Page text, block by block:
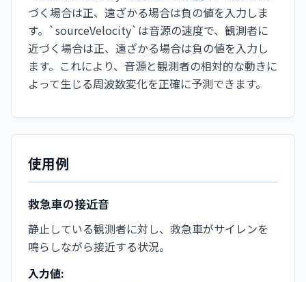
づく場合は正、遠ざかる場合は負の値を入力しま
す。`sourceVelocity`は音源の速度で、観測者に
近づく場合は正、遠ざかる場合は負の値を入力し
ます。これにより、音源と観測者の相対的な動きに
よって生じる周波数変化を正確に予測できます。
使用例
救急車の接近音
静止している観測者に対し、救急車がサイレンを
鳴らしながら接近する状況。
入力値: